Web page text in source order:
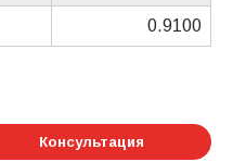
0.9100
Консультация